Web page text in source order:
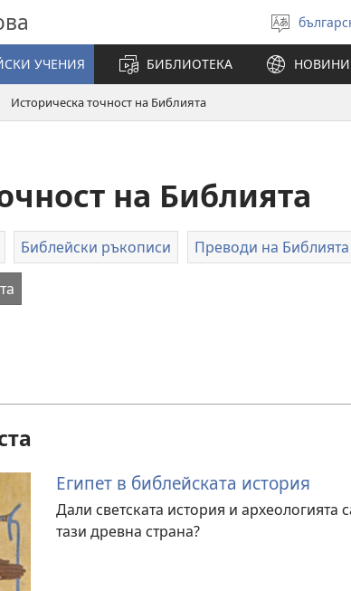
език
УЧЕНИЯ БИБЛИОТЕКА НОВИНИ
Историческа точност на Библията
на Библията
Библейски ръкописи Преводи на Библията
Египет в библейската история
Дали светската история и археологията
тази древна страна?